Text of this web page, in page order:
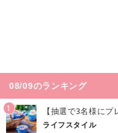
08/09のランキング
1
ライフスタイル